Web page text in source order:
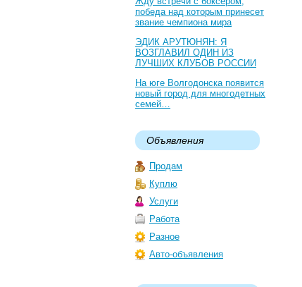
победа над которым принесет
звание чемпиона мира
ЭДИК АРУТЮНЯН: Я
ВОЗГЛАВИЛ ОДИН ИЗ
ЛУЧШИХ КЛУБОВ РОССИИ
На юге Волгодонска появится
новый город для многодетных
семей…
Объявления
Продам
Куплю
Услуги
Работа
Разное
Авто-объявления